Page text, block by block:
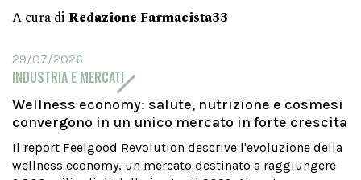
A cura di Redazione Farmacista33
29/07/2026
INDUSTRIA E MERCATI
Wellness economy: salute, nutrizione e cosmesi
convergono in un unico mercato in forte crescita
Il report Feelgood Revolution descrive l'evoluzione della
wellness economy, un mercato destinato a raggiungere